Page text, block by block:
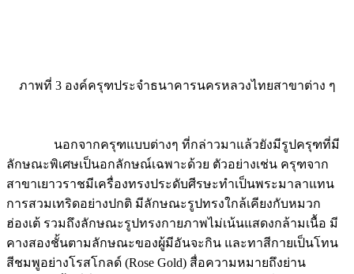
ภาพที่ 3 องค์ครุฑประจำธนาคารนครหลวงไทยสาขาต่าง ๆ
นอกจากครุฑแบบต่างๆ ที่กล่าวมาแล้วยังมีรูปครุฑที่มี
ลักษณะพิเศษเป็นอกลักษณ์เฉพาะด้วย ตัวอย่างเช่น ครุฑจาก
สาขาเยาวราชมีเครื่องทรงประดับศีรษะทำเป็นพระมาลาแทน
การสวมเทริดอย่างปกติ มีลักษณะรูปทรงใกล้เคียงกับหมวก
ฮ่องเต้ รวมถึงลักษณะรูปทรงกายภาพไม่เน้นแสดงกล้ามเนื้อ มี
คางสองชั้นตามลักษณะของผู้มีอันจะกิน และทาสีกายเป็นโทน
สีชมพูอย่างโรสโกลด์ (Rose Gold) สื่อความหมายถึงย่าน